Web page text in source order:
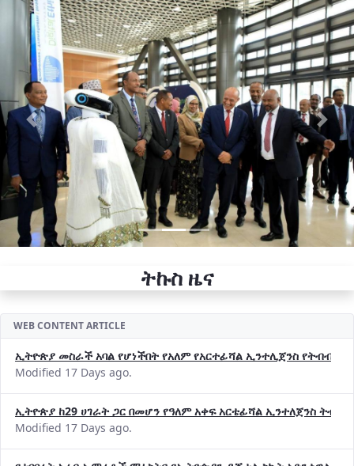
Previous Next
ትኩስ ዜና
WEB CONTENT ARTICLE
ኢትዮጵያ መስራች አባል የሆነችበት የአለም የአርተፊሻል ኢንተሊጀንስ የትብብር
Modified 17 Days ago.
ኢትዮጵያ ከ29 ሀገራት ጋር በመሆን የዓለም አቀፍ አርቴፊሻል ኢንተለጀንስ
Modified 17 Days ago.